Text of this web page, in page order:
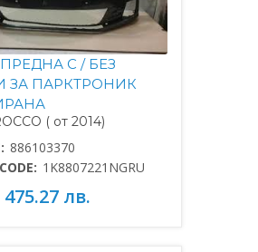
С / БЕЗ
ЗА ПАРКТРОНИК
( от 2014)
886103370
1K8807221NGRU
лв.